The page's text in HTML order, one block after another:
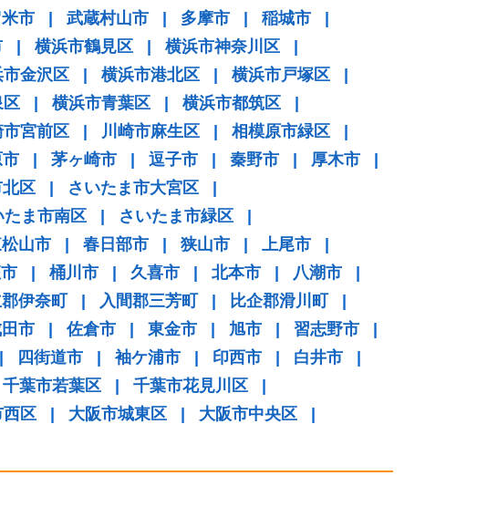
市 | 武蔵村山市 | 多摩市 | 稲城市
|
| 横浜市鶴見区 | 横浜市神奈川区
|
市金沢区 | 横浜市港北区 | 横浜市戸塚区
|
区 | 横浜市青葉区 | 横浜市都筑区
|
市宮前区 | 川崎市麻生区 | 相模原市緑区
|
| 茅ヶ崎市 | 逗子市 | 秦野市 | 厚木市
|
区 | さいたま市大宮区
|
たま市南区 | さいたま市緑区
|
山市 | 春日部市 | 狭山市 | 上尾市
|
| 桶川市 | 久喜市 | 北本市 | 八潮市
|
伊奈町 | 入間郡三芳町 | 比企郡滑川町
|
市 | 佐倉市 | 東金市 | 旭市 | 習志野市
|
| 四街道市 | 袖ケ浦市 | 印西市 | 白井市
|
千葉市若葉区 | 千葉市花見川区
|
西区 | 大阪市城東区 | 大阪市中央区
|